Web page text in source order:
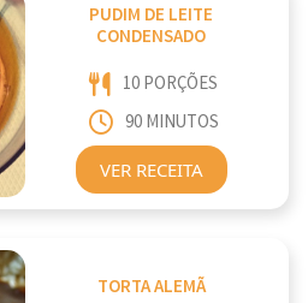
PUDIM DE LEITE
CONDENSADO
10 PORÇÕES
90 MINUTOS
VER RECEITA
TORTA ALEMÃ